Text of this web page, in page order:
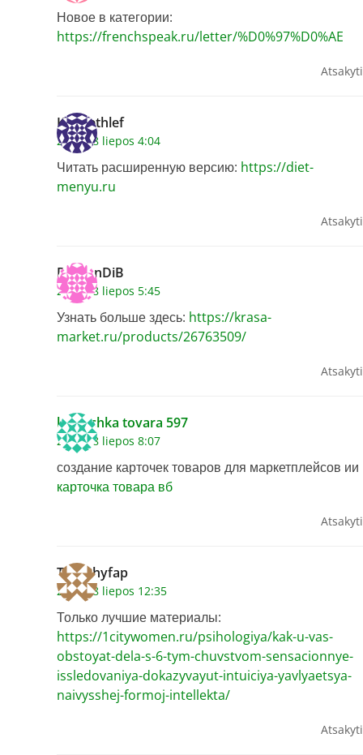
Новое в категории:
https://frenchspeak.ru/letter/%D0%97%D0%AE
Atsakyti
Kennethlef
2026 18 liepos 4:04
Читать расширенную версию: https://diet-
menyu.ru
Atsakyti
DamonDiB
2026 18 liepos 5:45
Узнать больше здесь: https://krasa-
market.ru/products/26763509/
Atsakyti
kartochka tovara 597
2026 18 liepos 8:07
создание карточек товаров для маркетплейсов ии
карточка товара вб
Atsakyti
Timothyfap
2026 18 liepos 12:35
Только лучшие материалы:
https://1citywomen.ru/psihologiya/kak-u-vas-
obstoyat-dela-s-6-tym-chuvstvom-sensacionnye-
issledovaniya-dokazyvayut-intuiciya-yavlyaetsya-
naivysshej-formoj-intellekta/
Atsakyti